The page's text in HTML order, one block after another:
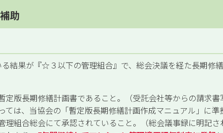
助
結果が『☆３以下の管理組合』で、総会決議を経た長期修
版長期修繕計画書であること。（受託会社等からの請求書
は、当協会の「暫定版長期修繕計画作成マニュアル」に準
組合総会にて承認されていること。（総会議事録に明記さ